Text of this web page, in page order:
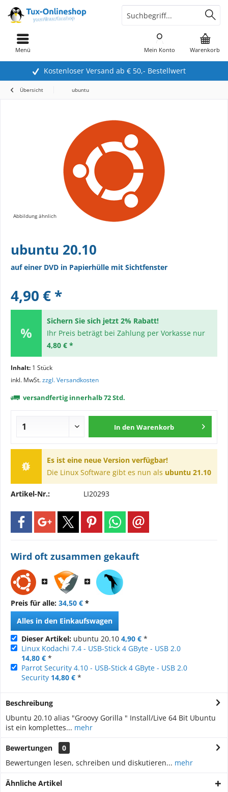
Kostenloser Versand ab € 50,- Bestellwert
Warenkorb
Mein Konto
Menü
Übersicht ubuntu
Abbildung ähnlich
ubuntu 20.10
auf einer DVD in Papierhülle mit Sichtfenster
4,90 € *
Sichern Sie sich jetzt 2% Rabatt!
Ihr Preis beträgt bei Zahlung per Vorkasse nur
4,80 € *
Inhalt: 1 Stück
inkl. MwSt.zzgl. Versandkosten
versandfertig innerhalb 72 Std.
In den Warenkorb
Es ist eine neue Version verfügbar!
Die Linux Software gibt es nun als ubuntu 21.10
Artikel-Nr.: LI20293
Wird oft zusammen gekauft
Preis für alle: 34,50 € *
Alles in den Einkaufswagen
Dieser Artikel: ubuntu 20.10 4,90 € *
Linux Kodachi 7.4 - USB-Stick 4 GByte - USB 2.0
14,80 € *
Parrot Security 4.10 - USB-Stick 4 GByte - USB 2.0
Security 14,80 € *
Beschreibung
Ubuntu 20.10 alias "Groovy Gorilla " Install/Live 64 Bit Ubuntu
ist ein komplettes... mehr
Bewertungen
0
Bewertungen lesen, schreiben und diskutieren... mehr
Ähnliche Artikel